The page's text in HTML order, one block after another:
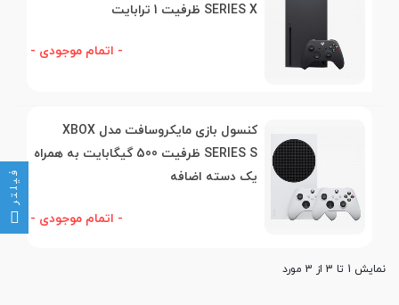
SERIES X ظرفیت 1 ترابایت
- اتمام موجودی -
کنسول بازی مایکروسافت مدل XBOX
SERIES S ظرفیت 500 گیگابایت به همراه
یک دسته اضافه
- اتمام موجودی -
نمایش 1 تا 3 از 3 مورد
فیلتر